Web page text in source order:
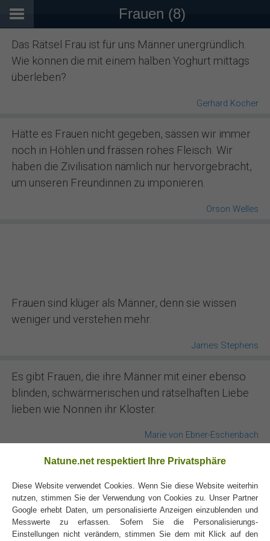
Frauen (8)
Das Rätsel Frau ist für uns Männer unergründlich.
Wie können die mit einem halben Yoghurt mittags
überleben?
Gerhard Kocher
Hätte es Frauen nicht gegeben, sässen wir immer
noch in Höhlen und frässen rohes Fleisch. Wir
haben die Zivilisation nämlich nur hervorgebracht,
um unseren Freundinnen zu imponieren.
Orson Welles
Frauen sind klüger als Männer, denn sie wissen
weniger und verstehen mehr.
James Stephens
Es gibt Frauen, die ihre Männer mit einer ebenso
blinden, schwärmerischen und rätselhaften Liebe
lieben wie Nonnen ihr Kloster.
Marie von Ebner-Eschenbach
Eine Frau ohne Rivalin altert schneller.
Charles Baudelaire
Männliche Haushaltsratschläge sind auch für
Natune.net respektiert Ihre Privatsphäre
Diese Website verwendet Cookies. Wenn Sie diese Website weiterhin
nutzen, stimmen Sie der Verwendung von Cookies zu. Unser Partner
Google erhebt Daten, um personalisierte Anzeigen einzublenden und
Messwerte zu erfassen. Sofern Sie die Personalisierungs-
Einstellungen nicht verändern, stimmen Sie dem mit Klick auf den